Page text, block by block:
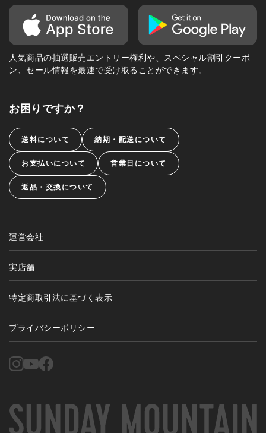
人気商品の抽選販売エントリー権利や、スペシャル割引クーポ
ン、セール情報を最速で受け取ることができます。
お困りですか？
送料について 納期・配送について
お支払いについて 営業日について
返品・交換について
運営会社
実店舗
特定商取引法に基づく表示
プライバシーポリシー